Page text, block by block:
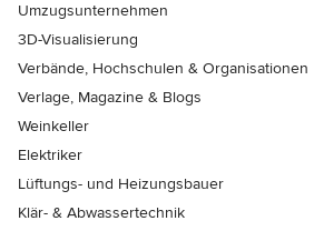
Umzugsunternehmen
3D-Visualisierung
Verbände, Hochschulen & Organisationen
Verlage, Magazine & Blogs
Weinkeller
Elektriker
Lüftungs- und Heizungsbauer
Klär- & Abwassertechnik